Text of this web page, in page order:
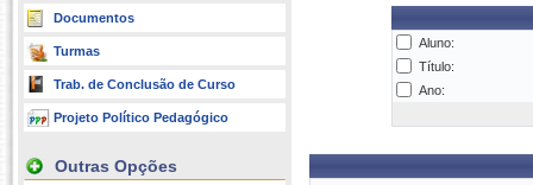
Documentos
Turmas
Trab. de Conclusão de Curso
Projeto Político Pedagógico
Outras Opções
Aluno:
Título:
Ano: